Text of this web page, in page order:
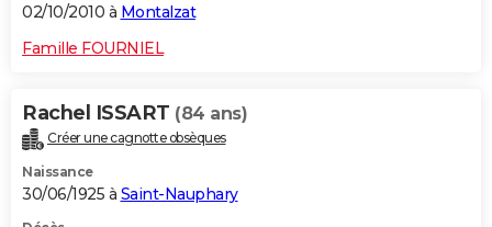
02/10/2010 à Montalzat
Famille FOURNIEL
Rachel ISSART (84 ans)
Créer une cagnotte obsèques
Naissance
30/06/1925 à Saint-Nauphary